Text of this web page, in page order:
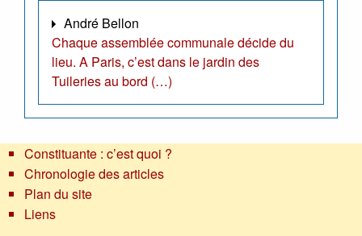
André Bellon
Chaque assemblée communale décide du
lieu. A Paris, c’est dans le jardin des
Tuileries au bord (…)
Constituante : c’est quoi ?
Chronologie des articles
Plan du site
Liens